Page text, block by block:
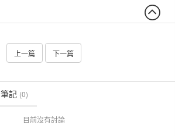
上一篇 下一篇
筆記 (0)
目前沒有討論